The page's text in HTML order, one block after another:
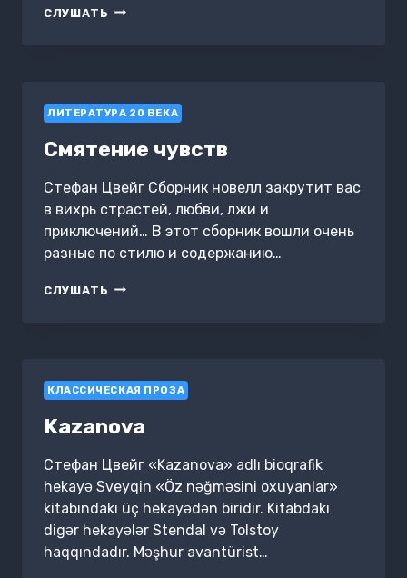
СЛУШАТЬ BIR
ЛИТЕРАТУРА 20 ВЕКА
Смятение чувств
Стефан Цвейг Сборник новелл закрутит вас
в вихрь страстей, любви, лжи и
приключений… В этот сборник вошли очень
разные по стилю и содержанию…
СЛУШАТЬ СМЯТЕНИЕ
КЛАССИЧЕСКАЯ ПРОЗА
Kazanova
Стефан Цвейг «Kazanova» adlı bioqrafik
hekayə Sveyqin «Öz nəğməsini oxuyanlar»
kitabındakı üç hekayədən biridir. Kitabdakı
digər hekayələr Stendal və Tolstoy
haqqındadır. Məşhur avantürist…